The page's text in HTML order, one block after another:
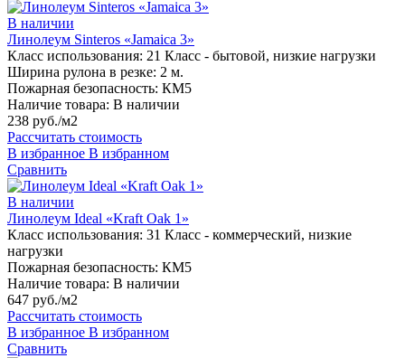
В наличии
Линолеум Sinteros «Jamaica 3»
Класс использования: 21 Класс - бытовой, низкие нагрузки
Ширина рулона в резке: 2 м.
Пожарная безопасность: КМ5
Наличие товара: В наличии
238 руб./м2
Рассчитать стоимость
В избранное В избранном
Сравнить
В наличии
Линолеум Ideal «Kraft Oak 1»
Класс использования: 31 Класс - коммерческий, низкие
нагрузки
Пожарная безопасность: КМ5
Наличие товара: В наличии
647 руб./м2
Рассчитать стоимость
В избранное В избранном
Сравнить